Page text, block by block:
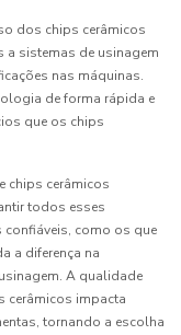
dos chips cerâmicos
a sistemas de usinagem
nas máquinas.
de forma rápida e
que os chips
chips cerâmicos
todos esses
confiáveis, como os que
a diferença na
A qualidade
cerâmicos impacta
tornando a escolha